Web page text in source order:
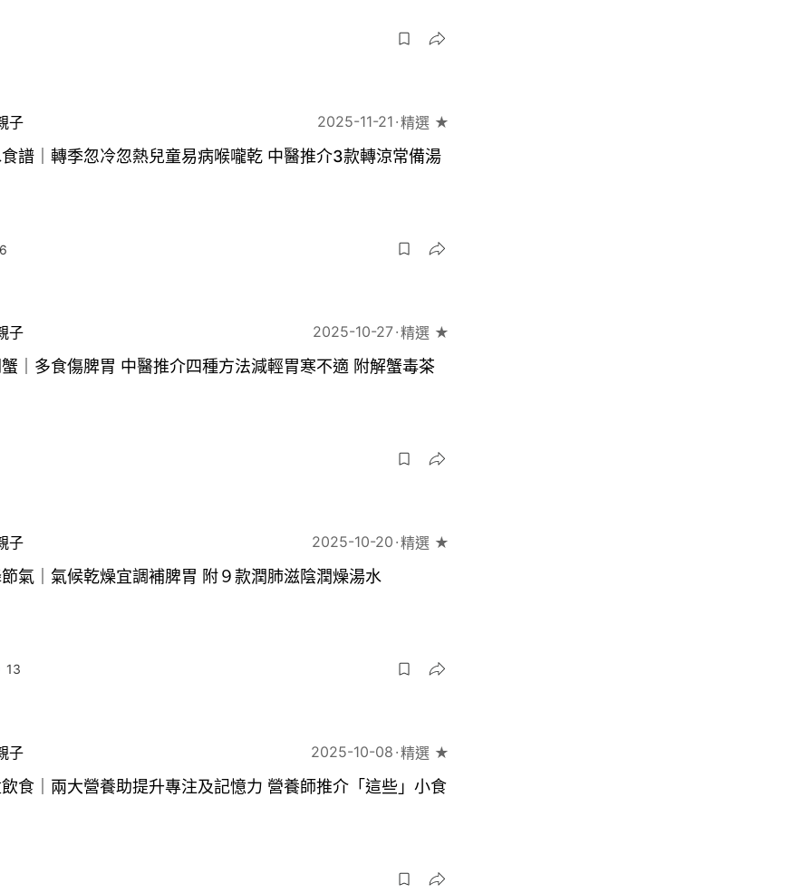
子 2025-11-21 精選 ★
譜｜轉季忽冷忽熱兒童易病喉嚨乾 中醫推介3款轉涼常備湯
子 2025-10-27 精選 ★
｜多食傷脾胃 中醫推介四種方法減輕胃寒不適 附解蟹毒茶
子 2025-10-20 精選 ★
氣｜氣候乾燥宜調補脾胃 附９款潤肺滋陰潤燥湯水
13
子 2025-10-08 精選 ★
食｜兩大營養助提升專注及記憶力 營養師推介「這些」小食